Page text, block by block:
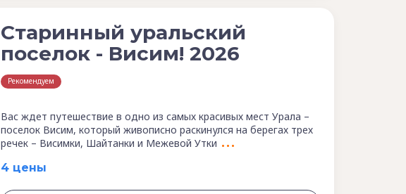
Старинный уральский
поселок - Висим! 2026
Рекомендуем
Вас ждет путешествие в одно из самых красивых мест Урала –
поселок Висим, который живописно раскинулся на берегах трех
речек – Висимки, Шайтанки и Межевой Утки
4 цены